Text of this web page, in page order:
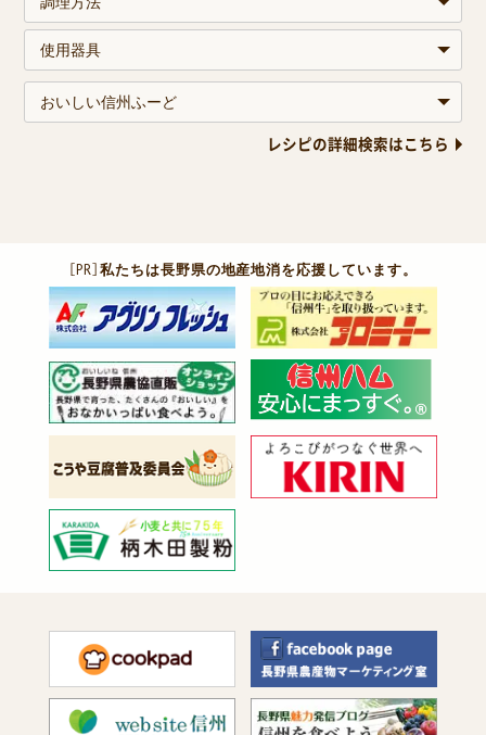
レシピの詳細検索はこちら
［PR］私たちは長野県の地産地消を応援しています。